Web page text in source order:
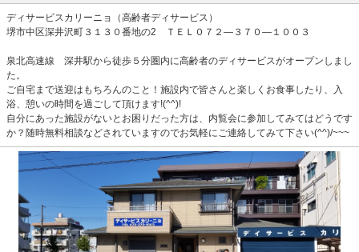
ディサービスカリーニョ（高齢者ディサービス）
堺市中区深井沢町３１３０番地の2 ＴＥＬ０７２―３７０―１００３
泉北高速線 深井駅から徒歩５分圏内に高齢者のディサービスがオープンしまし
た。
ご自宅まで送迎はもちろんのこと！施設内で皆さんと楽しくお食事したり、入
浴、憩いの時間を過ごして頂けます!(^^)!
自分にあった施設がないとお困りだった方は、内覧会に参加してみてはどうです
か？随時無料相談などされていますのでお気軽にご連絡してみて下さい(^^)/~~~